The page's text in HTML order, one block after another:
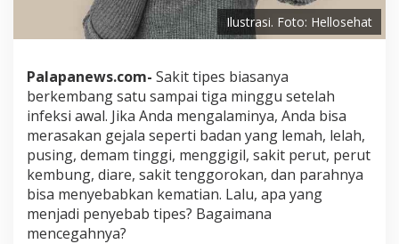
Ilustrasi. Foto: Hellosehat
Palapanews.com- Sakit tipes biasanya
berkembang satu sampai tiga minggu setelah
infeksi awal. Jika Anda mengalaminya, Anda bisa
merasakan gejala seperti badan yang lemah, lelah,
pusing, demam tinggi, menggigil, sakit perut, perut
kembung, diare, sakit tenggorokan, dan parahnya
bisa menyebabkan kematian. Lalu, apa yang
menjadi penyebab tipes? Bagaimana
mencegahnya?